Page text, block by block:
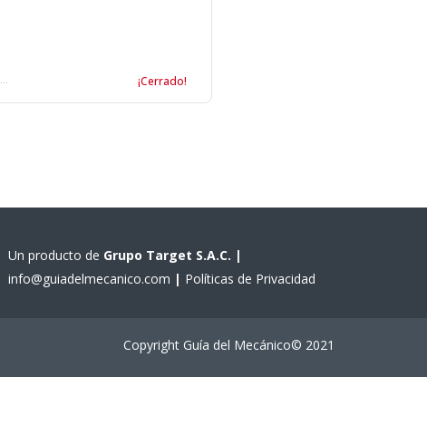
¡Cerrado!
Un producto de Grupo Target S.A.C. |
info@guiadelmecanico.com | Políticas de Privacidad
Copyright Guía del Mecánico© 2021